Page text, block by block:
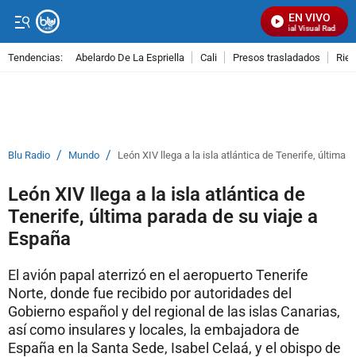
EN VIVO
Señal Visual Radio
Tendencias: Abelardo De La Espriella Cali Presos trasladados
Blu Radio / Mundo / León XIV llega a la isla atlántica de Tenerife, última
León XIV llega a la isla atlántica de
Tenerife, última parada de su viaje a
España
El avión papal aterrizó en el aeropuerto Tenerife
Norte, donde fue recibido por autoridades del
Gobierno español y del regional de las islas Canarias,
así como insulares y locales, la embajadora de
España en la Santa Sede, Isabel Celaá, y el obispo de